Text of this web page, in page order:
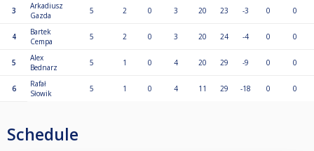
3
Arkadiusz
Gazda
5 2 0 3 20 23 -3 0 0
4
Bartek
Cempa
5 2 0 3 20 24 -4 0 0
5
Alex
Bednarz
5 1 0 4 20 29 -9 0 0
6
Rafał
Słowik
5 1 0 4 11 29 -18 0 0
Schedule